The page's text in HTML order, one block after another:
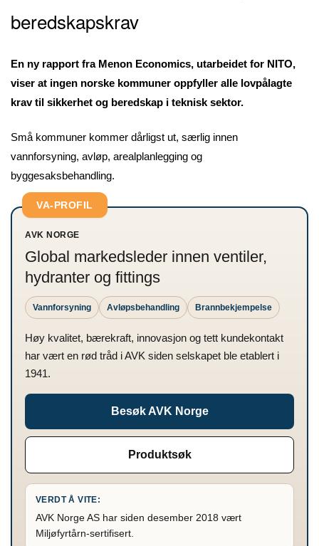
beredskapskrav
En ny rapport fra Menon Economics, utarbeidet for NITO,
viser at ingen norske kommuner oppfyller alle lovpålagte
krav til sikkerhet og beredskap i teknisk sektor.
Små kommuner kommer dårligst ut, særlig innen
vannforsyning, avløp, arealplanlegging og
byggesaksbehandling.
VA-PROFIL
AVK NORGE
Global markedsleder innen ventiler,
hydranter og fittings
Vannforsyning Avløpsbehandling Brannbekjempelse
Høy kvalitet, bærekraft, innovasjon og tett kundekontakt
har vært en rød tråd i AVK siden selskapet ble etablert i
1941.
Besøk AVK Norge
Produktsøk
VERDT Å VITE:
AVK Norge AS har siden desember 2018 vært
Miljøfyrtårn-sertifisert.